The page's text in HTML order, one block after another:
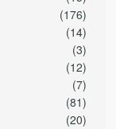
(176)
(14)
(3)
(12)
(7)
(81)
(20)